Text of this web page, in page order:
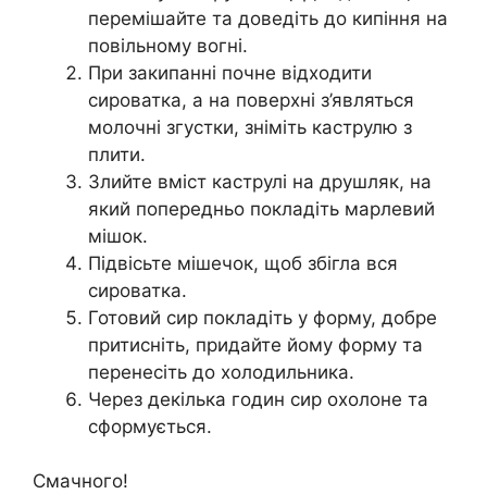
перемішайте та доведіть до кипіння на
повільному вогні.
При закипанні почне відходити
сироватка, а на поверхні з’являться
молочні згустки, зніміть каструлю з
плити.
Злийте вміст каструлі на друшляк, на
який попередньо покладіть марлевий
мішок.
Підвісьте мішечок, щоб збігла вся
сироватка.
Готовий сир покладіть у форму, добре
притисніть, придайте йому форму та
перенесіть до холодильника.
Через декілька годин сир охолоне та
сформується.
Смачного!